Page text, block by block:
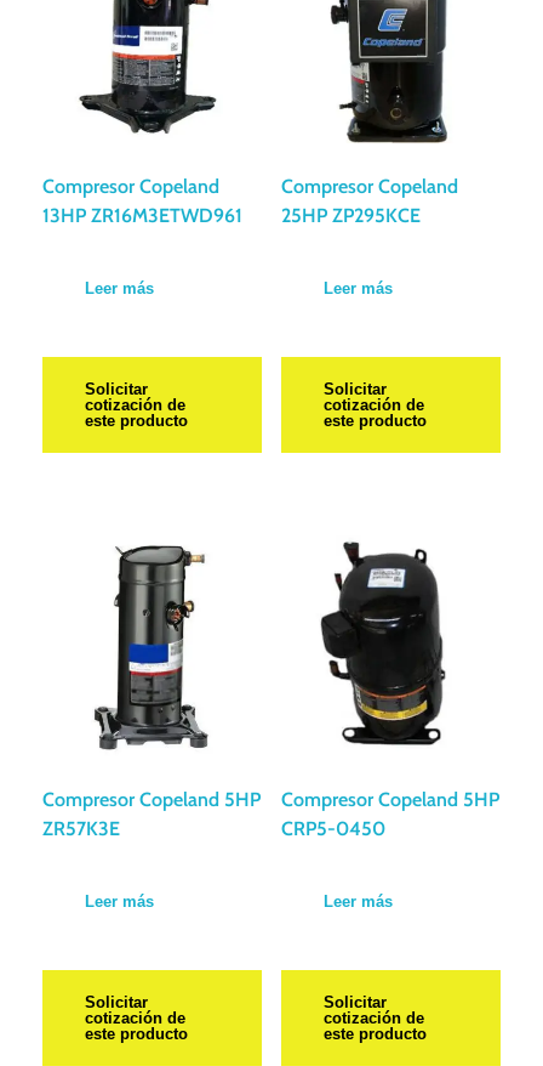
Compresor Copeland
13HP ZR16M3ETWD961
Leer más
Solicitar
cotización de
este producto
Compresor Copeland
25HP ZP295KCE
Leer más
Solicitar
cotización de
este producto
Compresor Copeland 5HP
ZR57K3E
Leer más
Solicitar
cotización de
este producto
Compresor Copeland 5HP
CRP5-0450
Leer más
Solicitar
cotización de
este producto